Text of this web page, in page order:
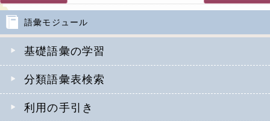
語彙モジュール
基礎語彙の学習
分類語彙表検索
利用の手引き